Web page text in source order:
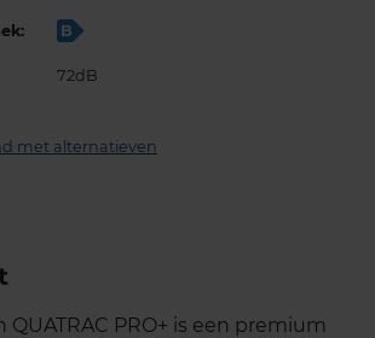
B
72dB
met alternatieven
QUATRAC PRO+ is een premium